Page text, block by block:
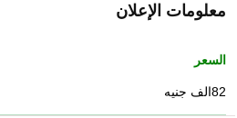
معلومات الإعلان
السعر
82الف جنيه